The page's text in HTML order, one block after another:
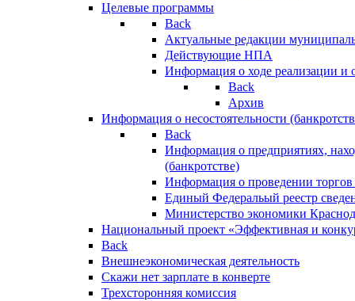
Целевые программы
Back
Актуальные редакции
Действующие НПА
Информация о ходе реализации
Back
Архив
Информация о несостоятельности
Back
Информация о предприятиях,
(банкротстве)
Информация о проведении
Единый Федеральый реестр
Министерство экономики
Национальный проект «Эффективная и
Back
Внешнеэкономическая деятельность
Скажи нет зарплате в конверте
Трехсторонняя комиссия